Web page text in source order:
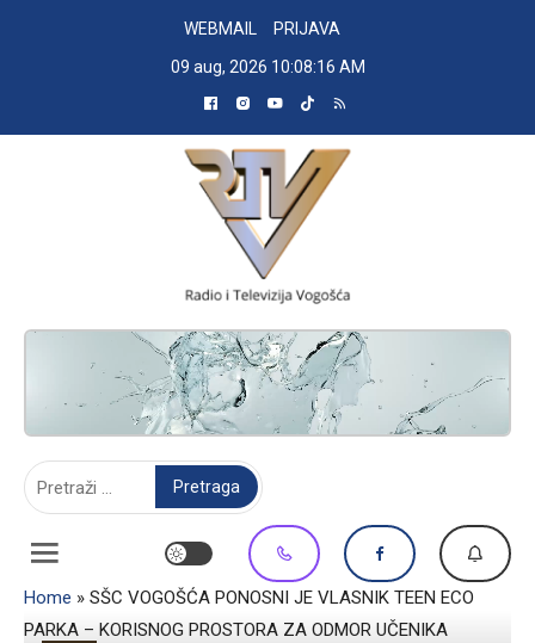
WEBMAIL
PRIJAVA
09 aug, 2026 10:08:17 AM
RADIO TELEVIZIJA VOGOŠĆA
Home » SŠC VOGOŠĆA PONOSNI JE VLASNIK TEEN ECO
PARKA – KORISNOG PROSTORA ZA ODMOR UČENIKA